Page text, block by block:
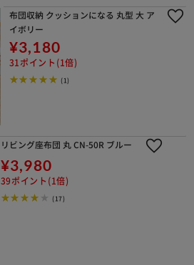
布団収納 クッションになる 丸型 大 ア
イボリー
¥3,180
31ポイント(1倍)
(1)
リビング座布団 丸 CN-50R ブルー
¥3,980
39ポイント(1倍)
(17)